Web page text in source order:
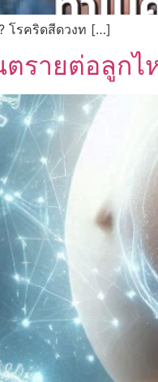
โรคริดสีดวงท […]
ตรายต่อลูก